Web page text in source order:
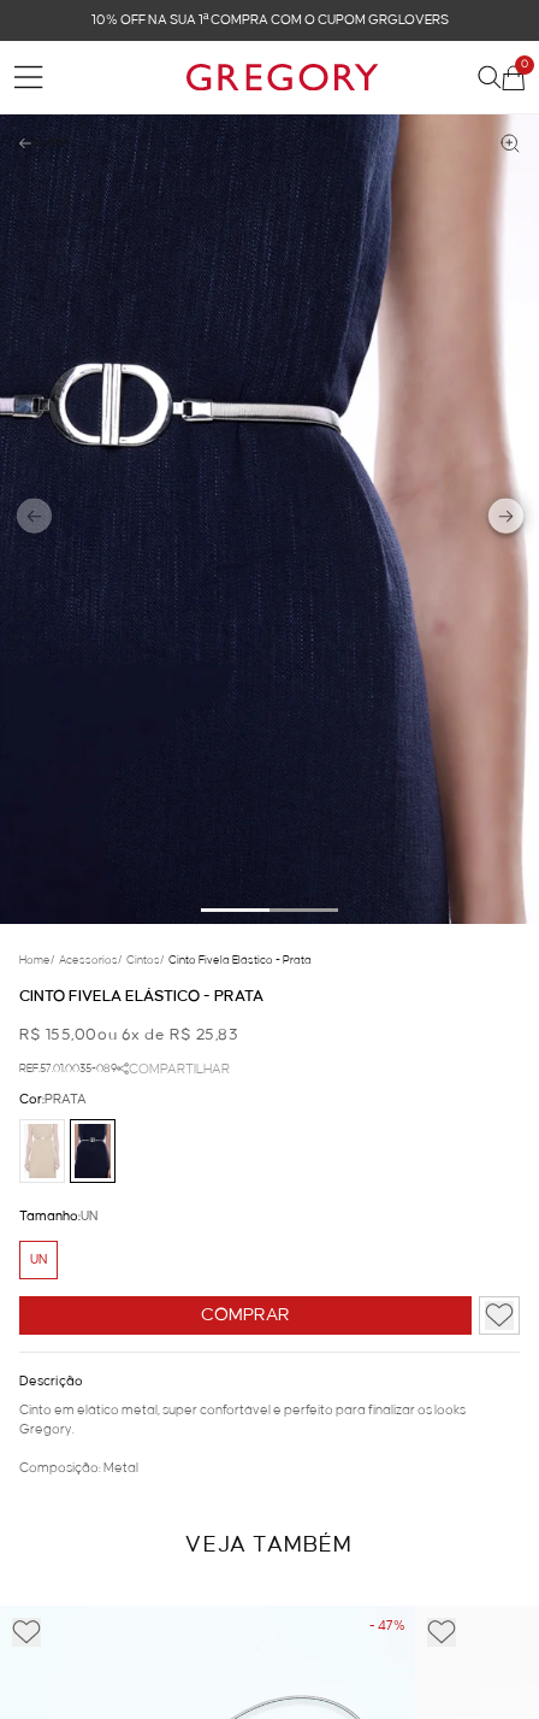
FRETE GRÁTIS NAS COMPRAS ACIMA DE R$ 899
0
Voltar
Home/ Acessorios/ Cintos/ Cinto Fivela Elástico - Prata
CINTO FIVELA ELÁSTICO - PRATA
R$ 155,00ou 6x de R$ 25,83
REF.57.01.0035-089 COMPARTILHAR
COMPRAR
Cor:PRATA
Tamanho:UN
UN
Descrição
Cinto em elático metal, super confortável e perfeito para finalizar os looks
Gregory.
Composição: Metal
VEJA TAMBÉM
- 47%